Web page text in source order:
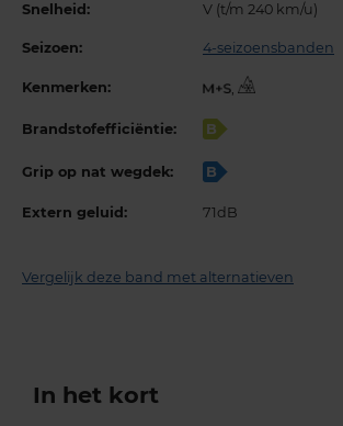
Snelheid: V (t/m 240 km/u)
Seizoen: 4-seizoensbanden
Kenmerken: ,
Brandstofefficiëntie: B
Grip op nat wegdek: B
Extern geluid: 71dB
Vergelijk deze band met alternatieven
In het kort